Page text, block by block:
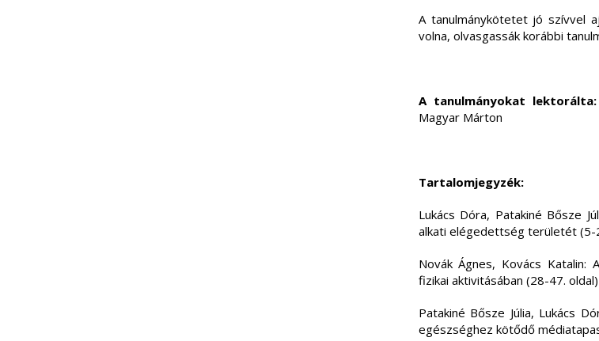
A tanulmánykötetet jó szívvel
volna, olvasgassák korábbi
A tanulmányokat lektorálta:
Magyar Márton
Tartalomjegyzék:
Lukács Dóra, Patakiné Bősze
alkati elégedettség területét (5-
Novák Ágnes, Kovács
fizikai aktivitásában (28-47. oldal)
Patakiné Bősze Júlia, Lukács
egészséghez kötődő